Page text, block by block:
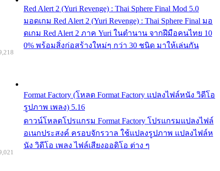
Red Alert 2 (Yuri Revenge) : Thai Sphere Final Mod 5.0
มอดเกม Red Alert 2 (Yuri Revenge) : Thai Sphere Final มอ
ดเกม Red Alert 2 ภาค Yuri ในตำนาน จากฝีมือคนไทย 10
0% พร้อมสิ่งก่อสร้างใหม่ๆ กว่า 30 ชนิด มาให้เล่นกัน
Format Factory (โหลด Format Factory แปลงไฟล์หนัง วิดีโอ
รูปภาพ เพลง) 5.16
ดาวน์โหลดโปรแกรม Format Factory โปรแกรมแปลงไฟล์
อเนกประสงค์ ครอบจักรวาล ใช้แปลงรูปภาพ แปลงไฟล์ห
นัง วิดีโอ เพลง ไฟล์เสียงออดิโอ ต่าง ๆ